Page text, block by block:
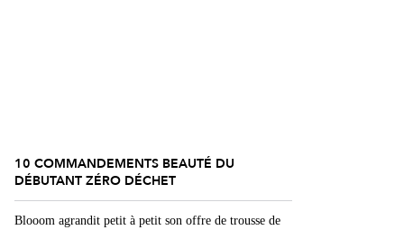
10 COMMANDEMENTS BEAUTÉ DU
DÉBUTANT ZÉRO DÉCHET
Blooom agrandit petit à petit son offre de trousse de